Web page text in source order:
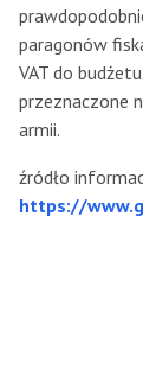
paragonów
VAT do
przeznaczone
armii.
źródło
https://